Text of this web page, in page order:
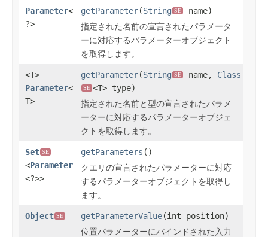
Parameter<
?>
getParameter(String SE
name)
指定された名前の宣言されたパラメータ
ーに対応するパラメーターオブジェクト
を取得します。
<T>
Parameter<
T>
getParameter(String SE name, Class
SE <T> type)
指定された名前と型の宣言されたパラメ
ーターに対応するパラメーターオブジェ
クトを取得します。
Set SE
<Parameter
<?>>
getParameters ()
クエリの宣言されたパラメーターに対応
するパラメーターオブジェクトを取得し
ます。
Object SE getParameterValue(int position)
位置パラメーターにバインドされた入力